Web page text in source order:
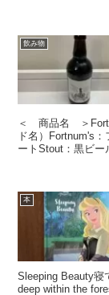
飲み物
＜ 商品名 ＞
ド名）Fortnum's
ートStout：黒ビ
本
Sleeping Beauty寝
deep within the